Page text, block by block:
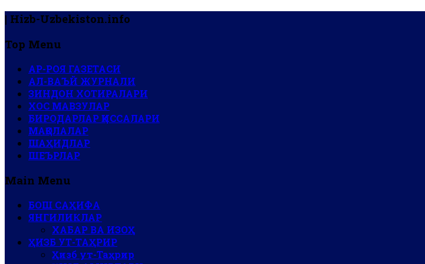
| Hizb-Uzbekiston.info
Top Menu
АР-РОЯ ГАЗЕТАСИ
АЛ-ВАЪЙ ЖУРНАЛИ
ЗИНДОН ХОТИРАЛАРИ
ХОС МАВЗУЛАР
БИРОДАРЛАР ҚИССАЛАРИ
МАҚОЛАЛАР
ШАҲИДЛАР
ШЕЪРЛАР
Main Menu
БОШ САҲИФА
ЯНГИЛИКЛАР
ХАБАР ВА ИЗОҲ
ҲИЗБ УТ-ТАҲРИР
Ҳизб ут-Таҳрир